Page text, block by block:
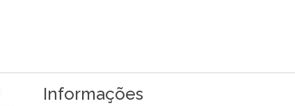
Informações